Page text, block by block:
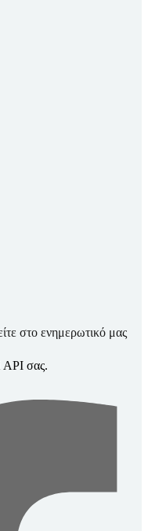
στο ενημερωτικό μας
API σας.